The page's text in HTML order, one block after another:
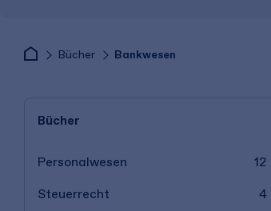
Bücher Bankwesen
Bücher
Personalwesen 12
Steuerrecht 4